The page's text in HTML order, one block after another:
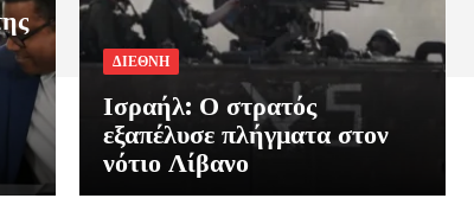
ΔΙΕΘΝΗ
Ισραήλ: Ο στρατός
εξαπέλυσε πλήγματα στον
νότιο Λίβανο